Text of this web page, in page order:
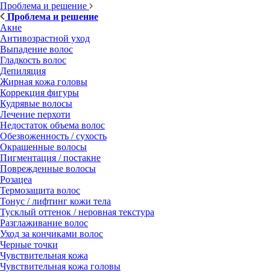
Проблема и решение
Проблема и решение
Акне
Антивозрастной уход
Выпадение волос
Гладкость волос
Депиляция
Жирная кожа головы
Коррекция фигуры
Кудрявые волосы
Лечение перхоти
Недостаток объема волос
Обезвоженность / сухость
Окрашенные волосы
Пигментация / постакне
Поврежденные волосы
Розацеа
Термозащита волос
Тонус / лифтинг кожи тела
Тусклый оттенок / неровная текстура
Разглаживание волос
Уход за кончиками волос
Черные точки
Чувствительная кожа
Чувствительная кожа головы